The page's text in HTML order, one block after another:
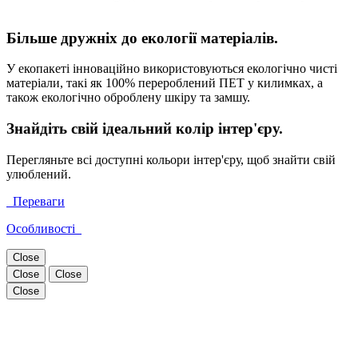
Більше дружніх до екології матеріалів.
У екопакеті інноваційно використовуються екологічно чисті
матеріали, такі як 100% перероблений ПЕТ у килимках, а
також екологічно оброблену шкіру та замшу.
Знайдіть свій ідеальний колір інтер'єру.
Перегляньте всі доступні кольори інтер'єру, щоб знайти свій
улюблений.
Переваги
Особливості
Close
Close
Close
Close